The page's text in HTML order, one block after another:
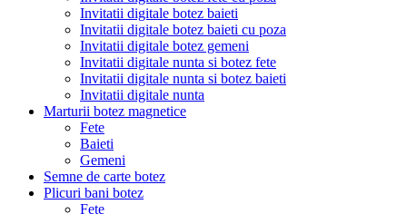
Invitatii digitale botez baieti
Invitatii digitale botez baieti cu poza
Invitatii digitale botez gemeni
Invitatii digitale nunta si botez fete
Invitatii digitale nunta si botez baieti
Invitatii digitale nunta
Marturii botez magnetice
Fete
Baieti
Gemeni
Semne de carte botez
Plicuri bani botez
Fete